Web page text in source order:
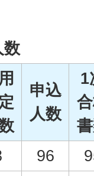
数
申込
人数
1
96